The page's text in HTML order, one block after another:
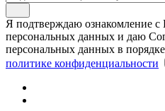
Я подтверждаю ознакомление с
персональных данных и даю
персональных данных в
политике конфиденциальности